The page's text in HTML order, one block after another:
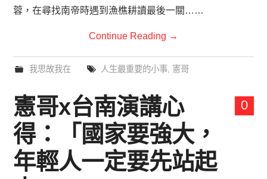
蓉，在尋找南帝時遇到漁樵耕讀最後一關……
Continue Reading →
我思故我在 人生最重要的小事, 憲哥
0
憲哥x台南演講心
得：「國家要強大，
年輕人一定要先站起